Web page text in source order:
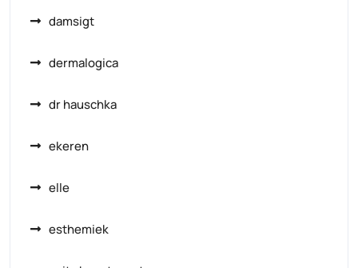
damsigt
dermalogica
dr hauschka
ekeren
elle
esthemiek